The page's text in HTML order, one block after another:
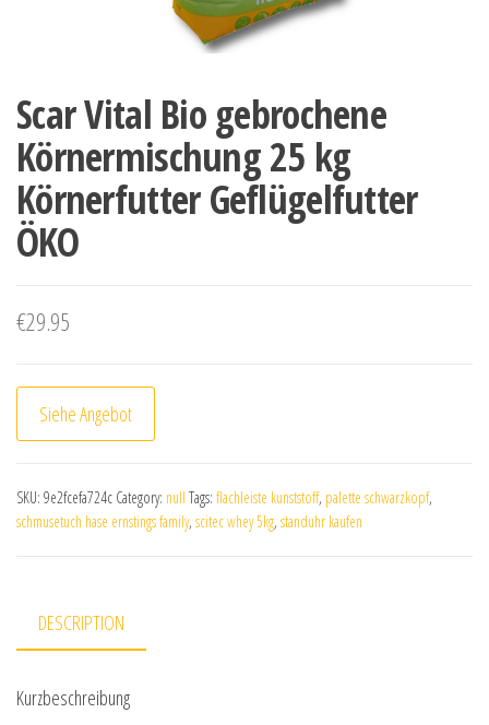
Scar Vital Bio gebrochene
Körnermischung 25 kg
Körnerfutter Geflügelfutter
ÖKO
€29.95
Siehe Angebot
SKU: 9e2fcefa724c Category: null Tags: flachleiste kunststoff, palette schwarzkopf,
schmusetuch hase ernstings family, scitec whey 5kg, standuhr kaufen
DESCRIPTION
Kurzbeschreibung